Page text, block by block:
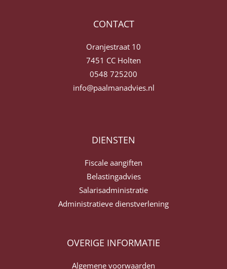
CONTACT
Oranjestraat 10
7451 CC Holten
0548 725200
info@paalmanadvies.nl
DIENSTEN
Fiscale aangiften
Belastingadvies
Salarisadministratie
Administratieve dienstverlening
OVERIGE INFORMATIE
Algemene voorwaarden